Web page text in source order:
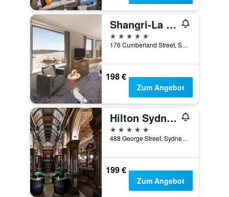
Shangri-La Sydney
5 Sterne
176 Cumberland Street, Sydney, NSW, Australien
198 €
Zum Angebot
Hilton Sydney
5 Sterne
488 George Street, Sydney, NSW, Australien
199 €
Zum Angebot